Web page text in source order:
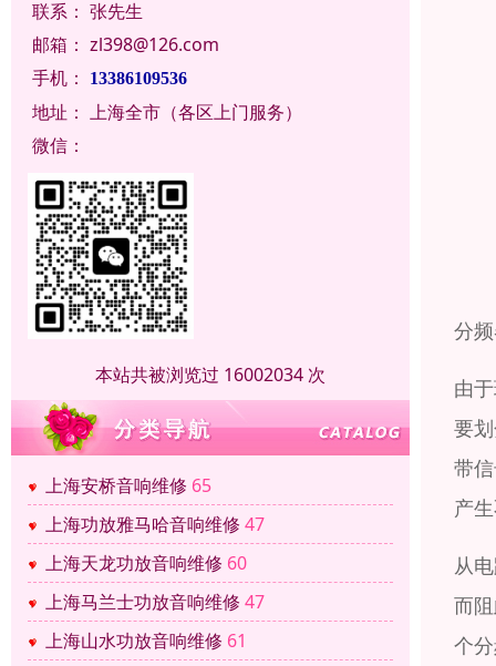
联系： 张先生
邮箱： zl398@126.com
手机：
13386109536
地址： 上海全市（各区上门服务）
微信：
本站共被浏览过 16002034 次
上海安桥音响维修 65
上海功放雅马哈音响维修 47
上海天龙功放音响维修 60
上海马兰士功放音响维修 47
上海山水功放音响维修 61
分
由
要
带
产
从
而
个